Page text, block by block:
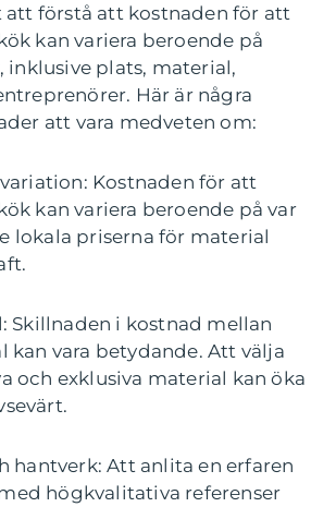
att förstå att kostnaden för att
kan variera beroende på
inklusive plats, material,
Här är några
att vara medveten om:
variation: Kostnaden för att
kan variera beroende på var
lokala priserna för material
Skillnaden i kostnad mellan
kan vara betydande. Att välja
och exklusiva material kan öka
hantverk: Att anlita en erfaren
högkvalitativa referenser